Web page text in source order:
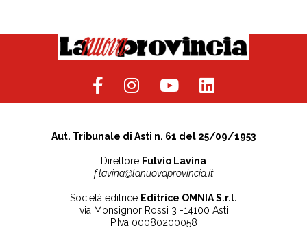
Aut. Tribunale di Asti n. 61 del 25/09/1953
Direttore Fulvio Lavina
f.lavina@lanuovaprovincia.it
Società editrice Editrice OMNIA S.r.l.
via Monsignor Rossi 3 -14100 Asti
P.Iva 00080200058